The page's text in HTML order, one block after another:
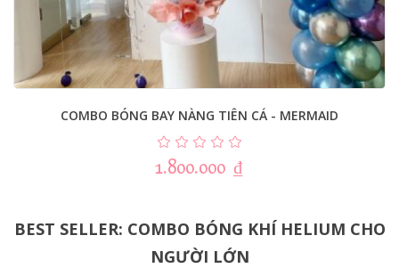
COMBO BÓNG BAY NÀNG TIÊN CÁ - MERMAID
1.800.000 ₫
BEST SELLER: COMBO BÓNG KHÍ HELIUM CHO
NGƯỜI LỚN